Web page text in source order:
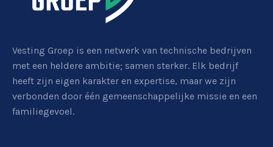
Vesting Groep is een netwerk van technische bedrijven
met een heldere ambitie; samen sterker. Elk bedrijf
heeft zijn eigen karakter en expertise, maar we zijn
verbonden door één gemeenschappelijke missie en een
familiegevoel.